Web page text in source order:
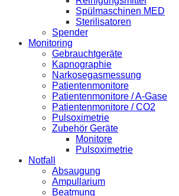
Spülmaschinen MED
Sterilisatoren
Spender
Monitoring
Gebrauchtgeräte
Kapnographie
Narkosegasmessung
Patientenmonitore
Patientenmonitore / A-Gase
Patientenmonitore / CO2
Pulsoximetrie
Zubehör Geräte
Monitore
Pulsoximetrie
Notfall
Absaugung
Ampullarium
Beatmung